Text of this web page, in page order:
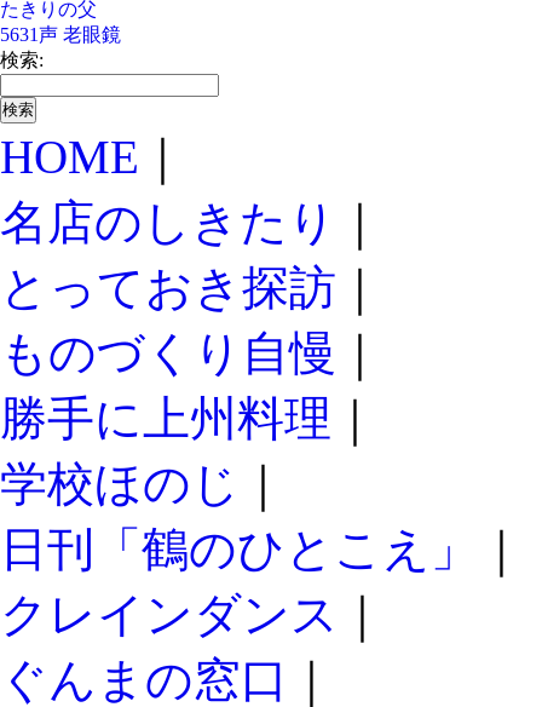
たきりの父
5631声 老眼鏡
検索:
HOME
名店のしきたり
とっておき探訪
ものづくり自慢
勝手に上州料理
学校ほのじ
日刊「鶴のひとこえ」
クレインダンス
ぐんまの窓口